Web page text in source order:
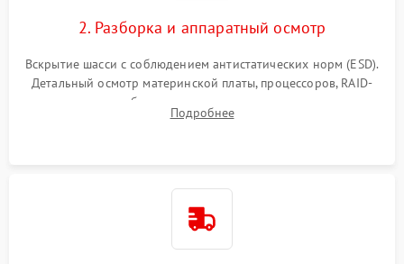
2. Разборка и аппаратный осмотр
Вскрытие шасси с соблюдением антистатических норм (ESD).
Детальный осмотр материнской платы, процессоров, RAID-
контроллеров и блоков питания на наличие термических
повреждений, прогаров или окислений.
Подробнее